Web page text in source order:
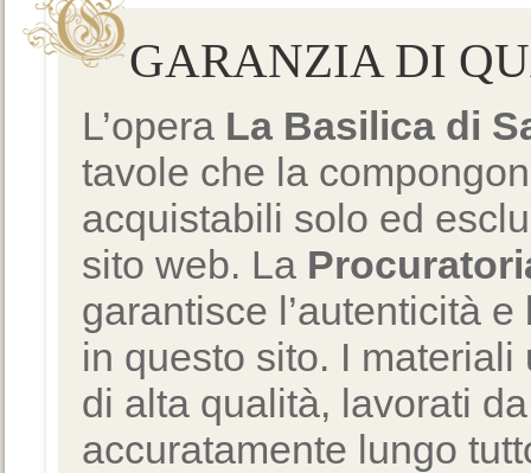
GARANZIA DI
L’opera La Basilica di
tavole che la
acquistabili solo ed
sito web. La
garantisce l’autenticità
in questo sito. I
di alta qualità, lavorati
accuratamente lungo